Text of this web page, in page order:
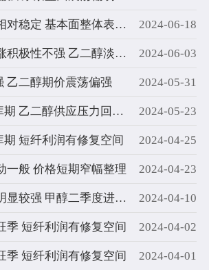
乙二醇港口到货相对稳定 基本面整体表现僵持 2024-06-18
短纤原料采购跟涨积极性不强 乙二醇淡季背景下整体弱稳 2024-06-03
乙二醇期价震荡偏强 2024-05-31
PTA当前处在去库期 乙二醇供应压力回升不及预期 2024-05-23
期 短纤利润有修复空间 2024-04-25
一般 价格短期窄幅整理 2024-04-23
乙二醇底部支撑明显较强 甲醇二季度进口回升 2024-04-10
季 短纤利润有修复空间 2024-04-02
季 短纤利润有修复空间 2024-04-01